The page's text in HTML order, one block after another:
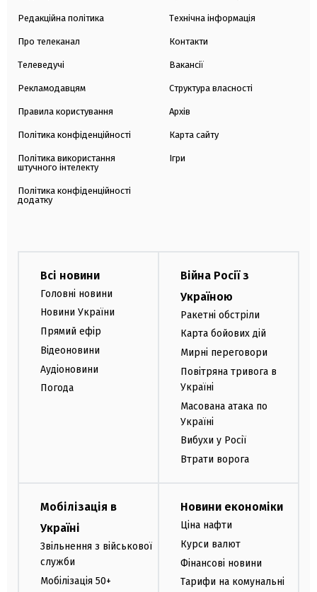
Редакційна політика
Про телеканал
Телеведучі
Рекламодавцям
Правила користування
Політика конфіденційності
Політика використання
штучного інтелекту
Політика конфіденційності
додатку
Технічна інформація
Контакти
Вакансії
Структура власності
Архів
Карта сайту
Ігри
Всі новини
Головні новини
Новини України
Прямий ефір
Відеоновини
Аудіоновини
Погода
Війна Росії з
Україною
Ракетні обстріли
Карта бойових дій
Мирні переговори
Повітряна тривога в
Україні
Масована атака по
Україні
Вибухи у Росії
Втрати ворога
Мобілізація в
Україні
Звільнення з військової
служби
Мобілізація 50+
Новини економіки
Ціна нафти
Курси валют
Фінансові новини
Тарифи на комунальні